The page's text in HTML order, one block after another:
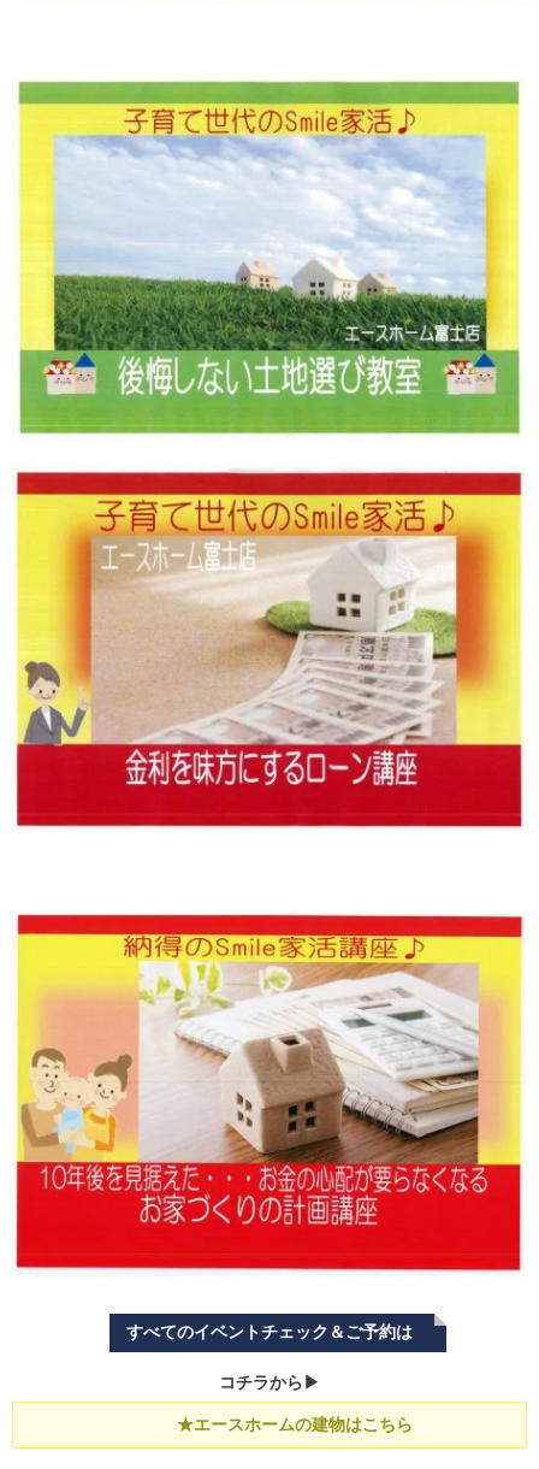
すべてのイベントチェック＆ご予約は
コチラから▶
★エースホームの建物はこちら